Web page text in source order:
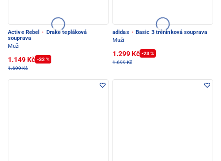
Active Rebel ·
Drake tepláková
souprava
Muži
1.149 Kč -32 %
1.699 Kč
adidas · Basic 3 tréninková souprava
Muži
1.299 Kč -23 %
1.699 Kč